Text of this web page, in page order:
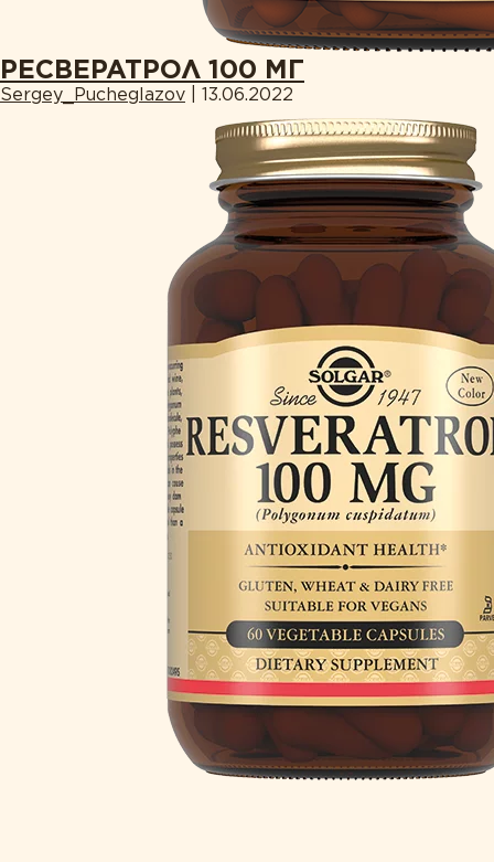
РЕСВЕРАТРОЛ 100 МГ
Sergey_Pucheglazov 13.06.2022